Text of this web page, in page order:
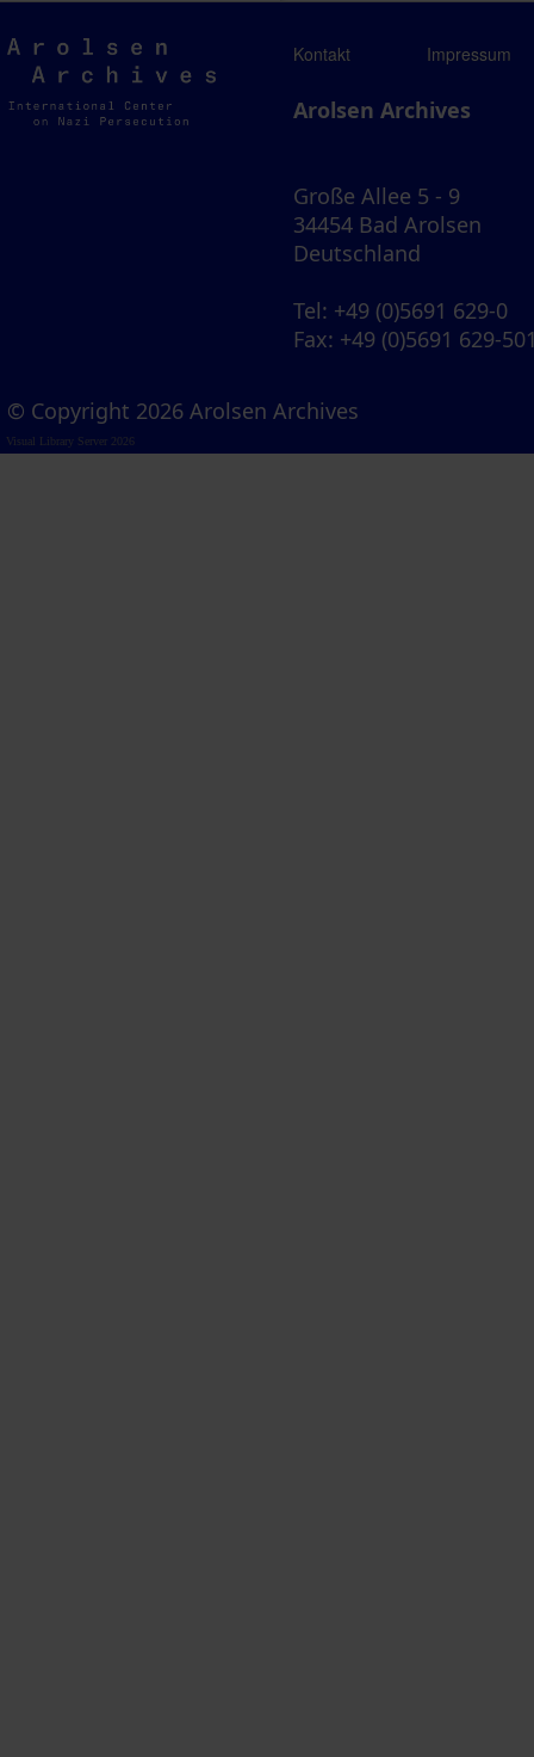
Arolsen
Archives
Kontakt Impressum
Arolsen Archives
Große Allee 5 - 9
34454 Bad Arolsen
Deutschland
Tel: +49 (0)5691 629-0
Fax: +49 (0)5691 629-
© Copyright 2026 Arolsen Archives
Visual Library Server 2026